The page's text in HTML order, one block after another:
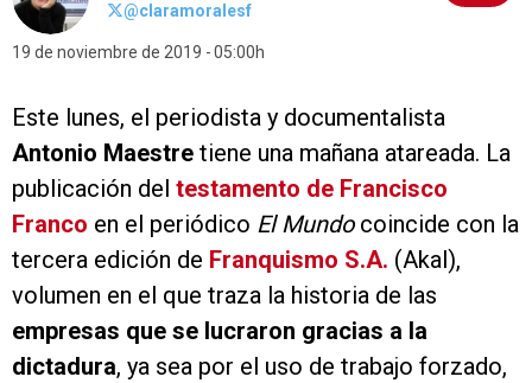
@claramoralesf
19 de noviembre de 2019 05:00h
Este lunes, el periodista y documentalista
Antonio Maestre tiene una mañana atareada. La
publicación del testamento de Francisco
Franco en el periódico El Mundocoincide con la
tercera edición de Franquismo S.A. (Akal),
volumen en el que traza la historia de las
empresas que se lucraron gracias a la
dictadura, ya sea por el uso de trabajo forzado,